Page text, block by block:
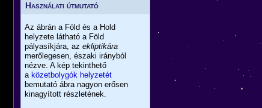
Használati útmutató
Az ábrán a Föld és a Hold
helyzete látható a Föld
pályasíkjára, az ekliptikára
merőlegesen, északi irányból
nézve. A kép tekinthető
a közetbolygók helyzetét
bemutató ábra nagyon erősen
kinagyított részletének.